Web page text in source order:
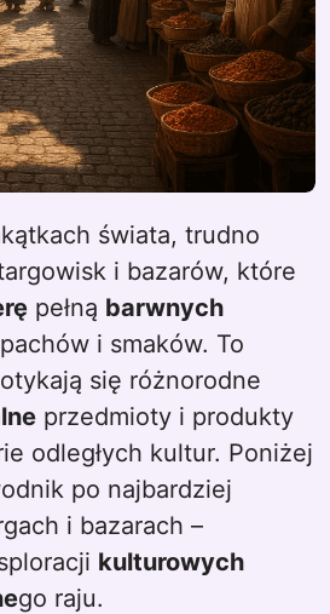
i bazarów, które
pełną barwnych
i smaków. To
się różnorodne
przedmioty i produkty
odległych kultur. Poniżej
po najbardziej
i bazarach –
kulturowych
go raju.